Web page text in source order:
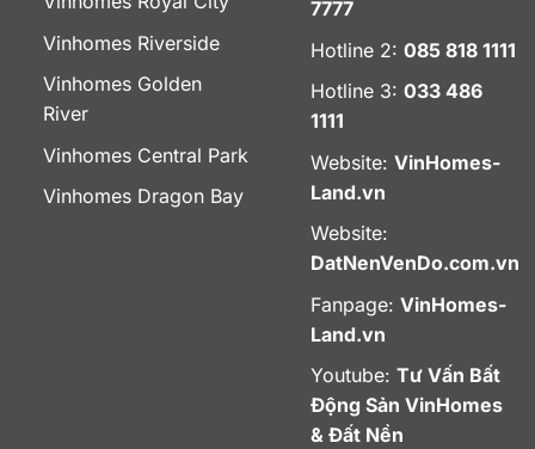
Vinhomes Riverside
Vinhomes Golden
River
Vinhomes Central Park
Vinhomes Dragon Bay
7777
Hotline 2: 085 818 1111
Hotline 3: 033 486
1111
Website: VinHomes-
Land.vn
Website:
DatNenVenDo.com.vn
Fanpage: VinHomes-
Land.vn
Youtube: Tư Vấn Bất
Động Sản VinHomes
& Đất Nền